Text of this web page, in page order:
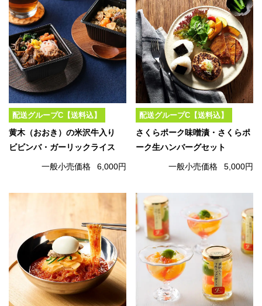
配送グループC【送料込】
黄木（おおき）の米沢牛入り
ビビンバ・ガーリックライス
一般小売価格 6,000円
配送グループC【送料込】
さくらポーク味噌漬・さくらポ
ーク生ハンバーグセット
一般小売価格 5,000円